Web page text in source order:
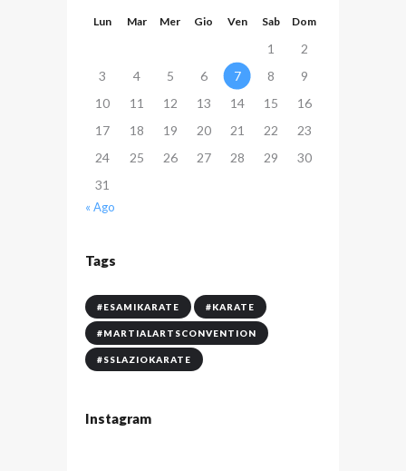
Lun Mar Mer Gio Ven Sab Dom
1
2
3
4 5 6 7 8
9
10
11 12 13 14 15
16
17
18 19 20 21 22
23
24
25 26 27 28 29
30
31
« Ago
Tags
#ESAMIKARATE #KARATE
#MARTIALARTSCONVENTION
#SSLAZIOKARATE
Instagram